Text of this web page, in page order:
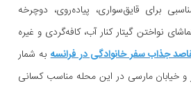
برای قایق‌سواری، پیاده‌روی، دوچرخه
نواختن گیتار کنار آب، کافه‌گردی و غیره
جذاب سفر خانوادگی در فرانسهبه شمار
و خیابان مارسی در این محله مناسب کسانی